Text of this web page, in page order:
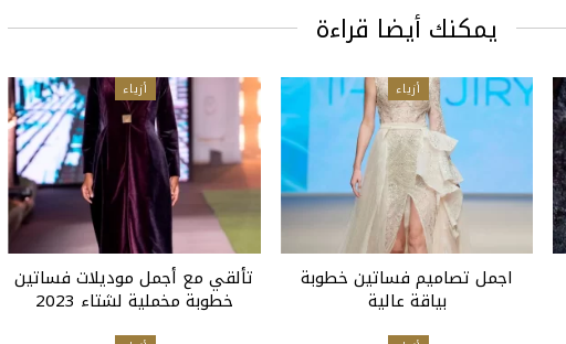
يمكنك أيضا قراءة
أزياء
اجمل تصاميم فساتين خطوبة
بياقة عالية
أزياء
تألقي مع أجمل موديلات فساتين
خطوبة مخملية لشتاء 2023